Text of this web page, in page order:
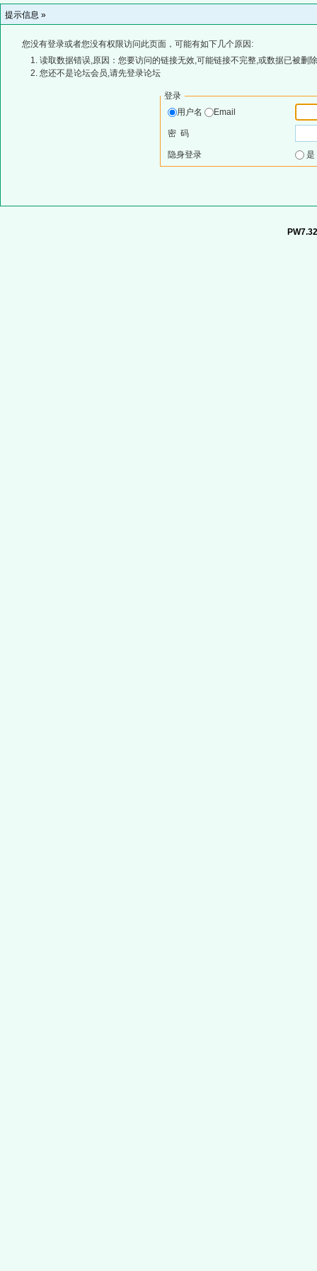
提示信息 »
您没有登录或者您没有权限访问此页面，可能有如下几个原因:
读取数据错误,原因：您要访问的链接无效,可能链接不完整,或数据已被删
您还不是论坛会员,请先登录论坛
登录
用户名
Email
密 码
隐身登录